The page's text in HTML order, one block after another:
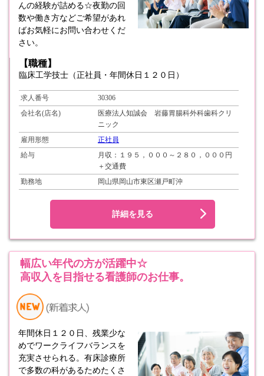
んの経験が詰める☆夜勤の回
数や働き方などご希望があれ
ばお気軽にお問い合わせくだ
さい。
【職種】
臨床工学技士（正社員・年間休日１２０日）
求人番号
30306
会社名(店名)
医療法人知誠会 岩藤胃腸科外科歯科クリ
ニック
雇用形態
正社員
給与
月収：１９５，０００～２８０，０００円
＋交通費
勤務地
岡山県岡山市東区瀬戸町沖
詳細を見る
幅広い年代の方が活躍中☆
高収入を目指せる看護師のお仕事。
年間休日１２０日、残業少な
めでワークライフバランスを
充実させられる。有床診療所
で多数の科があるためたくさ